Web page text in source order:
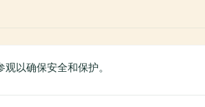
以确保安全和保护。